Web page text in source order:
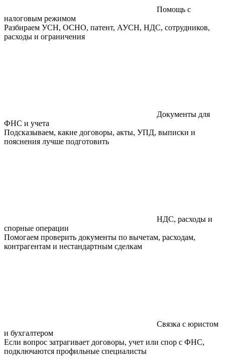
Помощь с
налоговым режимом
Разбираем УСН, ОСНО, патент, АУСН, НДС, сотрудников,
расходы и ограничения
Документы для
ФНС и учета
Подсказываем, какие договоры, акты, УПД, выписки и
пояснения лучше подготовить
НДС, расходы и
спорные операции
Помогаем проверить документы по вычетам, расходам,
контрагентам и нестандартным сделкам
Связка с юристом
и бухгалтером
Если вопрос затрагивает договоры, учет или спор с ФНС,
подключаются профильные специалисты